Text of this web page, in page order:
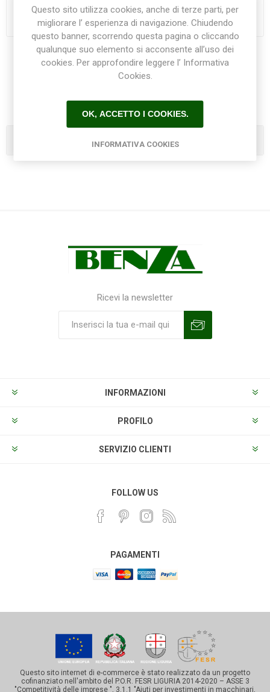
Hozelock per gomme da
12,5-15 mm
€4,90
Hozelock per gomme da 19
mm
€5,80
Ricevi la newsletter
INFORMAZIONI
PROFILO
SERVIZIO CLIENTI
FOLLOW US
PAGAMENTI
Questo sito internet di e-commerce è stato realizzato da un progetto
cofinanziato nell'ambito del P.O.R. FESR LIGURIA 2014-2020 – ASSE 3
"Competitività delle imprese ", 3.1.1 "Aiuti per investimenti in macchinari,
Questo sito utilizza cookies, anche di terze parti, per
migliorare l’ esperienza di navigazione. Chiudendo
questo banner, scorrendo questa pagina o cliccando
qualunque suo elemento si acconsente all’uso dei
cookies. Per approfondire leggere l’ Informativa
Cookies.
OK, ACCETTO I COOKIES.
INFORMATIVA COOKIES